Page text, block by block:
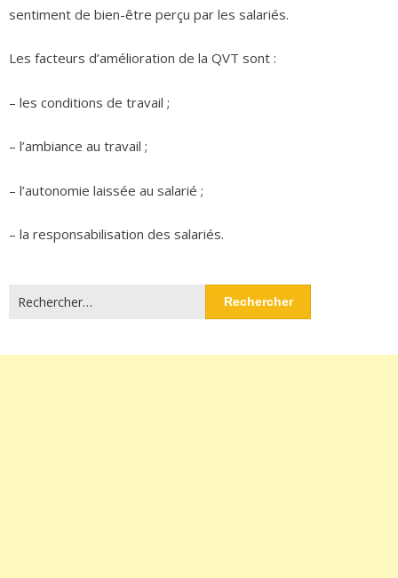
sentiment de bien-être perçu par les salariés.
Les facteurs d’amélioration de la QVT sont :
– les conditions de travail ;
– l’ambiance au travail ;
– l’autonomie laissée au salarié ;
– la responsabilisation des salariés.